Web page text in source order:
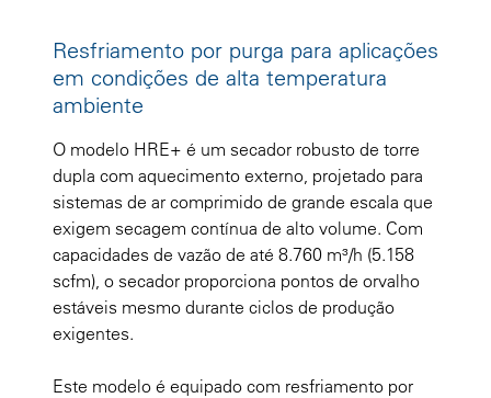
Resfriamento por purga para aplicações
em condições de alta temperatura
ambiente
O modelo HRE+ é um secador robusto de torre
dupla com aquecimento externo, projetado para
sistemas de ar comprimido de grande escala que
exigem secagem contínua de alto volume. Com
capacidades de vazão de até 8.760 m³/h (5.158
scfm), o secador proporciona pontos de orvalho
estáveis mesmo durante ciclos de produção
exigentes.
Este modelo é equipado com resfriamento por